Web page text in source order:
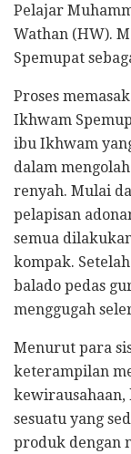
Pelajar
Wathan (HW).
Spemupat
Proses
Ikhwam
ibu Ikhwam
dalam
renyah. Mulai
pelapisan
semua
kompak.
balado pedas
menggugah
Menurut para
keterampilan
kewirausahaan,
sesuatu yang
produk dengan